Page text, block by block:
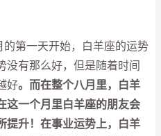
一天开始，白羊座的运势
没有那么好，但是随着时间
好。而在整个八月里，白羊
这一个月里白羊座的朋友会
提升！在事业运势上，白羊